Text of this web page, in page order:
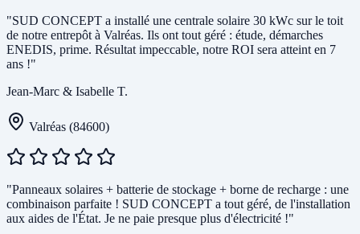
"SUD CONCEPT a installé une centrale solaire 30 kWc sur le toit
de notre entrepôt à Valréas. Ils ont tout géré : étude, démarches
ENEDIS, prime. Résultat impeccable, notre ROI sera atteint en 7
ans !"
Jean-Marc & Isabelle T.
Valréas (84600)
"Panneaux solaires + batterie de stockage + borne de recharge : une
combinaison parfaite ! SUD CONCEPT a tout géré, de l'installation
aux aides de l'État. Je ne paie presque plus d'électricité !"